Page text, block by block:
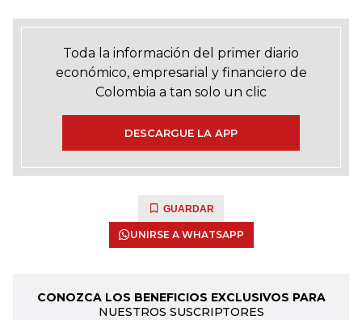
Toda la información del primer diario
económico, empresarial y financiero de
Colombia a tan solo un clic
DESCARGUE LA APP
GUARDAR
UNIRSE A WHATSAPP
CONOZCA LOS BENEFICIOS EXCLUSIVOS PARA
NUESTROS SUSCRIPTORES